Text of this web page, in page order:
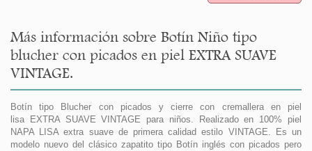
Más información sobre Botín Niño tipo
blucher con picados en piel EXTRA SUAVE
VINTAGE.
Botín tipo Blucher con picados y cierre con cremallera en piel
lisa EXTRA SUAVE VINTAGE para niños. Realizado en 100% piel
NAPA LISA extra suave de primera calidad estilo VINTAGE. Es un
modelo nuevo del clásico zapatito tipo Botín inglés con picados pero